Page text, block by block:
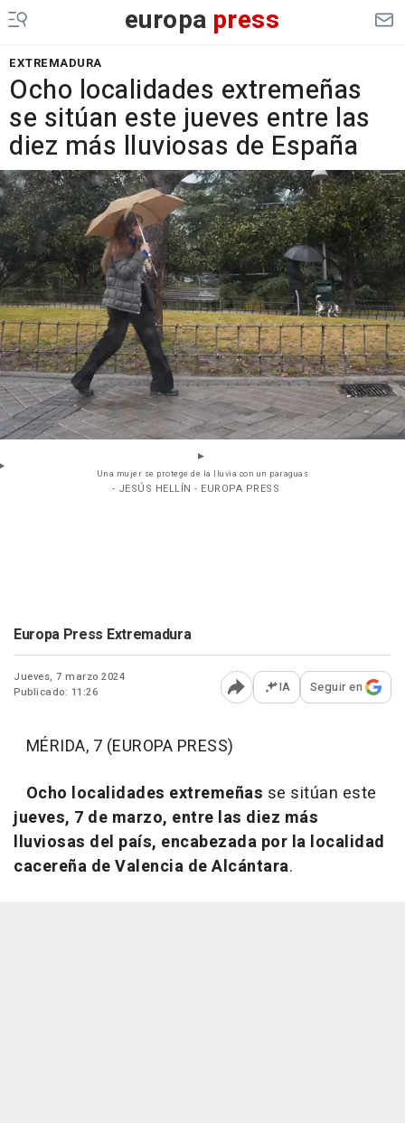
europa press
EXTREMADURA
Ocho localidades extremeñas
se sitúan este jueves entre las
diez más lluviosas de España
Una mujer se protege de la lluvia con un paraguas
- JESÚS HELLÍN - EUROPA PRESS
Europa Press Extremadura
Jueves, 7 marzo 2024
Publicado: 11:26
Abrir opciones para
IA Seguir en
MÉRIDA, 7 (EUROPA PRESS)
Ocho localidades extremeñas se sitúan este
jueves, 7 de marzo, entre las diez más
lluviosas del país, encabezada por la localidad
cacereña de Valencia de Alcántara.